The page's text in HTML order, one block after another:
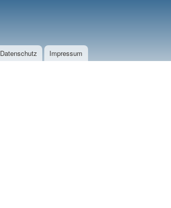
Datenschutz Impressum